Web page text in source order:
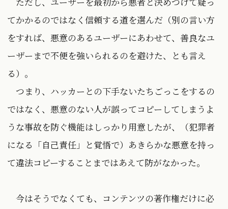
てかかるのではなく信頼する道を選んだ（別の言い方
をすれば、悪意のあるユーザーにあわせて、善良なユ
ーザーまで不便を強いられるのを避けた、とも言え
る）。
つまり、ハッカーとの下手ないたちごっこをするの
ではなく、悪意のない人が誤ってコピーしてしまうよ
うな事故を防ぐ機能はしっかり用意したが、（犯罪者
になる「自己責任」と覚悟で）あきらかな悪意を持っ
て違法コピーすることまではあえて防がなかった。
今はそうでなくても、コンテンツの著作権だけに必